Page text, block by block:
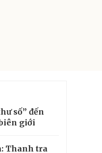
số” đến
giới
Thanh tra